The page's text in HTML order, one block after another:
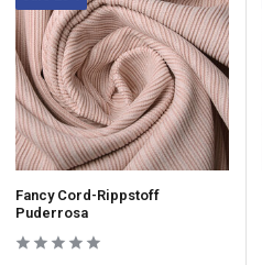
Fancy Cord-Rippstoff
Puderrosa